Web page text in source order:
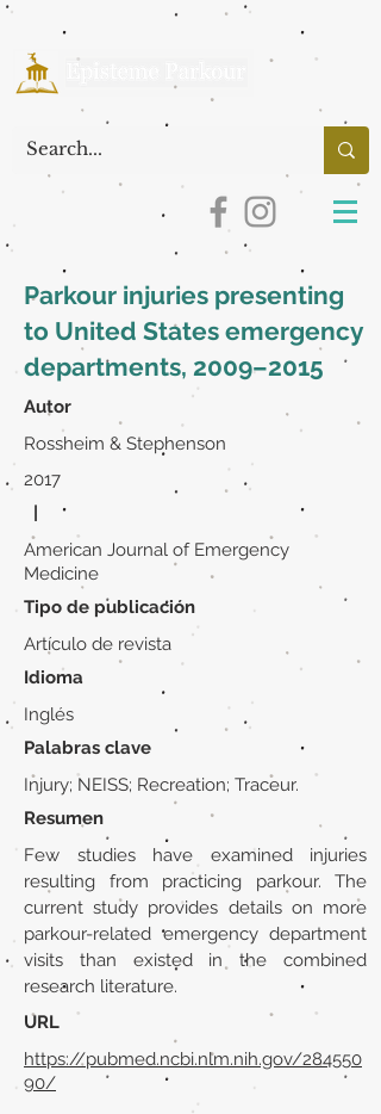
Parkour injuries presenting
to United States emergency
departments, 2009–2015
Autor
Rossheim & Stephenson
2017
|
American Journal of Emergency
Medicine
Tipo de publicación
Artículo de revista
Idioma
Inglés
Palabras clave
Injury; NEISS; Recreation; Traceur.
Resumen
Few studies have examined injuries
resulting from practicing parkour. The
current study provides details on more
parkour-related emergency department
visits than existed in the combined
research literature.
URL
https://pubmed.ncbi.nlm.nih.gov/284550
90/